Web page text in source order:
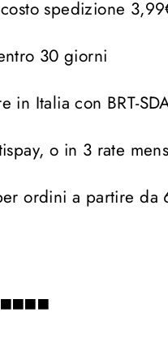
spedizione
30 giorni
Italia con BRT-
o in 3 rate
ordini a partire